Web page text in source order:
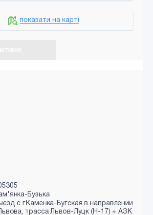
показати на карті
Бузька
с г.Каменка-Бугская в направлении
трасса Львов-Луцк (Н-17) + АЗК